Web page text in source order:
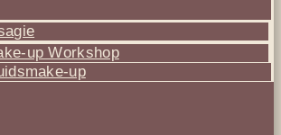
up Workshop
up